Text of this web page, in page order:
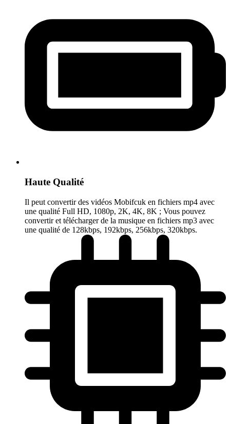
Haute Qualité
Il peut convertir des vidéos Mobifcuk en fichiers mp4 avec
une qualité Full HD, 1080p, 2K, 4K, 8K ; Vous pouvez
convertir et télécharger de la musique en fichiers mp3 avec
une qualité de 128kbps, 192kbps, 256kbps, 320kbps.